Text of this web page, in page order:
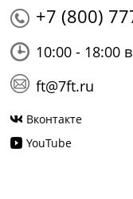
+7 (800)
10:00 - 18:00
ft@7ft.ru
Вконтакте
YouTube